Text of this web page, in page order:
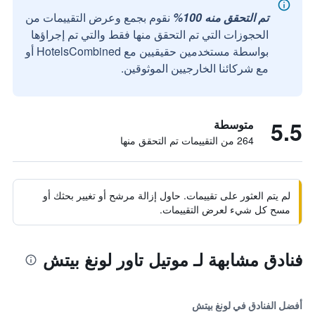
تم التحقق منه 100%
نقوم بجمع وعرض التقييمات من
الحجوزات التي تم التحقق منها فقط والتي تم إجراؤها
بواسطة مستخدمين حقيقيين مع HotelsCombined أو
مع شركائنا الخارجيين الموثوقين.
5.5 متوسطة
264 من التقييمات تم التحقق منها
لم يتم العثور على تقييمات. حاول إزالة مرشح أو تغيير بحثك أو
مسح كل شيء لعرض التقييمات.
فنادق مشابهة لـ موتيل تاور لونغ بيتش
أفضل الفنادق في لونغ بيتش